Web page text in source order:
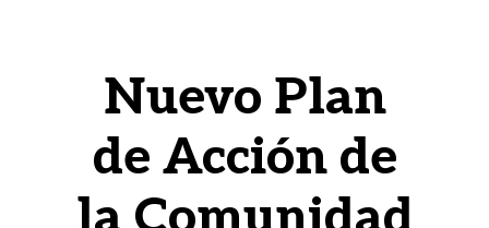
Nuevo Plan
de Acción de